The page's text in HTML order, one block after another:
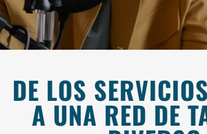
DE LOS
A UNA RED DE